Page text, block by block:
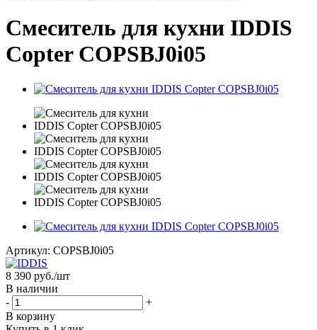
Смеситель для кухни IDDIS
Copter COPSBJ0i05
Артикул: COPSBJ0i05
8 390 руб./шт
В наличии
-
+
В корзину